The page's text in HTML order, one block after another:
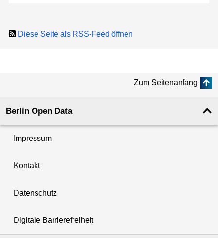
Diese Seite als RSS-Feed öffnen
Zum Seitenanfang
Berlin Open Data
Impressum
Kontakt
Datenschutz
Digitale Barrierefreiheit